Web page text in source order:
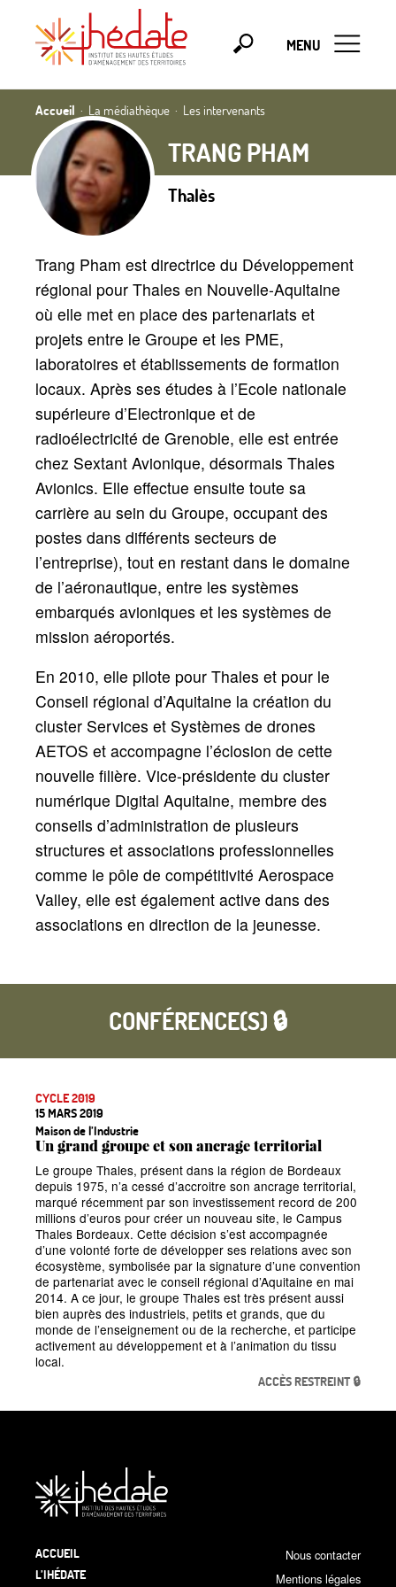
MENU
Accueil La médiathèque Les intervenants
TRANG PHAM
Thalès
Trang Pham est directrice du Développement
régional pour Thales en Nouvelle-Aquitaine
où elle met en place des partenariats et
projets entre le Groupe et les PME,
laboratoires et établissements de formation
locaux. Après ses études à l’Ecole nationale
supérieure d’Electronique et de
radioélectricité de Grenoble, elle est entrée
chez Sextant Avionique, désormais Thales
Avionics. Elle effectue ensuite toute sa
carrière au sein du Groupe, occupant des
postes dans différents secteurs de
l’entreprise), tout en restant dans le domaine
de l’aéronautique, entre les systèmes
embarqués avioniques et les systèmes de
mission aéroportés.
En 2010, elle pilote pour Thales et pour le
Conseil régional d’Aquitaine la création du
cluster Services et Systèmes de drones
AETOS et accompagne l’éclosion de cette
nouvelle filière. Vice-présidente du cluster
numérique Digital Aquitaine, membre des
conseils d’administration de plusieurs
structures et associations professionnelles
comme le pôle de compétitivité Aerospace
Valley, elle est également active dans des
associations en direction de la jeunesse.
CONFÉRENCE(S) 🔒
CYCLE 2019
15 MARS 2019
Maison de l’Industrie
Un grand groupe et son ancrage territorial
Le groupe Thales, présent dans la région de Bordeaux
depuis 1975, n’a cessé d’accroitre son ancrage territorial,
marqué récemment par son investissement record de 200
millions d’euros pour créer un nouveau site, le Campus
Thales Bordeaux. Cette décision s’est accompagnée
d’une volonté forte de développer ses relations avec son
écosystème, symbolisée par la signature d’une convention
de partenariat avec le conseil régional d’Aquitaine en mai
2014. A ce jour, le groupe Thales est très présent aussi
bien auprès des industriels, petits et grands, que du
monde de l’enseignement ou de la recherche, et participe
activement au développement et à l’animation du tissu
local.
ACCÈS RESTREINT 🔒
ACCUEIL
L’IHÉDATE
Nous contacter
Mentions légales